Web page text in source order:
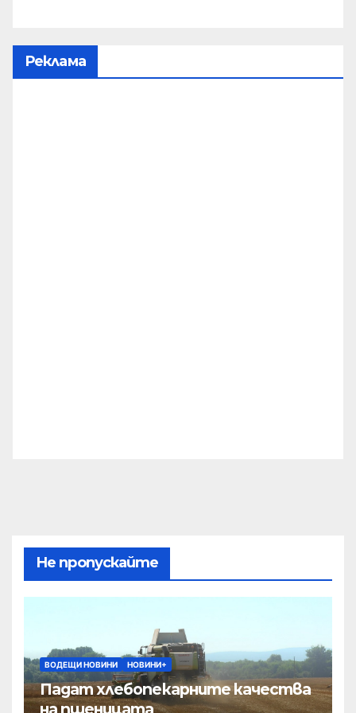
Реклама
Не пропускайте
ВОДЕЩИ НОВИНИ НОВИНИ+
Падат хлебопекарните качества
на пшеницата